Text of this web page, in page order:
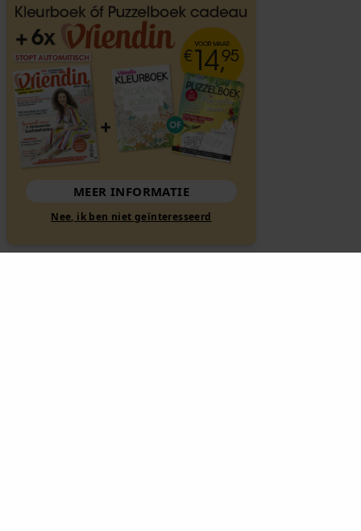
MEER INFORMATIE
Nee, ik ben niet geïnteresseerd